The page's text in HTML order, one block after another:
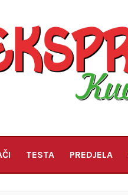
TESTA PREDJELA